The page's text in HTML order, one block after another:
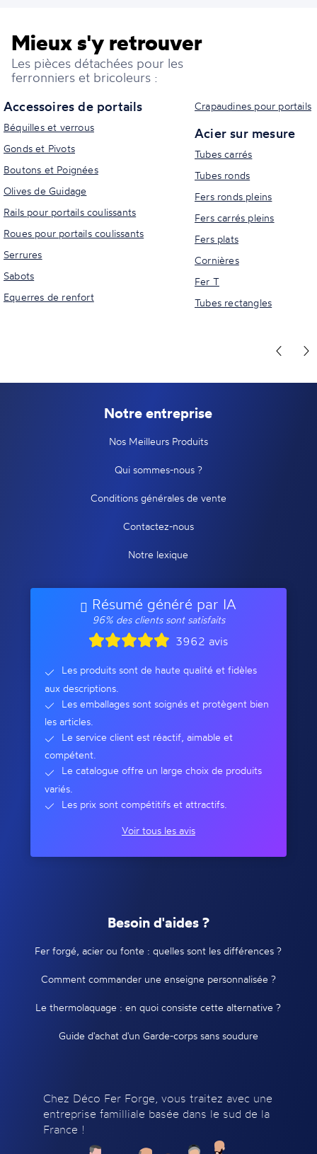
Mieux s'y retrouver
Les pièces détachées pour les
ferronniers et bricoleurs :
Accessoires de portails
Béquilles et verrous
Gonds et Pivots
Boutons et Poignées
Olives de Guidage
Rails pour portails coulissants
Roues pour portails coulissants
Serrures
Sabots
Equerres de renfort
Crapaudines pour portails
Acier sur mesure
Tubes carrés
Tubes ronds
Fers ronds pleins
Fers carrés pleins
Fers plats
Cornières
Fer T
Tubes rectangles
Notre entreprise
Nos Meilleurs Produits
Qui sommes-nous ?
Conditions générales de vente
Contactez-nous
Notre lexique
Résumé généré par IA
96% des clients sont satisfaits
3962 avis
Les produits sont de haute qualité et fidèles
aux descriptions.
Les emballages sont soignés et protègent bien
les articles.
Le service client est réactif, aimable et
compétent.
Le catalogue offre un large choix de produits
variés.
Les prix sont compétitifs et attractifs.
Voir tous les avis
Besoin d'aides ?
Fer forgé, acier ou fonte : quelles sont les différences ?
Comment commander une enseigne personnalisée ?
Le thermolaquage : en quoi consiste cette alternative ?
Guide d'achat d'un Garde-corps sans soudure
Chez Déco Fer Forge, vous traitez avec une
entreprise familliale basée dans le sud de la
France !